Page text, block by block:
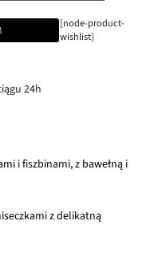
[node-product-
wishlist]
24h
i fiszbinami, z bawełną i
z delikatną